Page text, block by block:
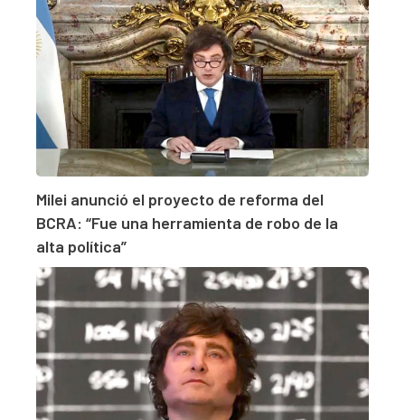
Milei anunció el proyecto de reforma del
BCRA: “Fue una herramienta de robo de la
alta política”